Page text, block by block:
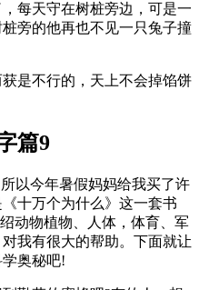
每天守在树桩旁边，可是一
旁的他再也不见一只兔子撞
是不行的，天上不会掉馅饼
篇9
以今年暑假妈妈给我买了许
十万个为什么》这一套书
动物植物、人体，体育、军
我有很大的帮助。下面就让
奥秘吧!